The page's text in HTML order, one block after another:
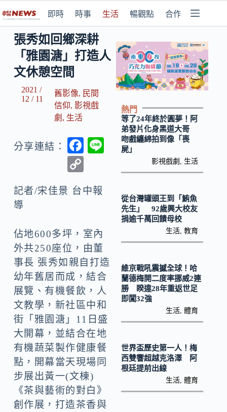
即時 時事 生活 暢觀點 合作媒體
張秀如回鄉深耕
「雅園溏」打造人
文休憩空間
2021 /
12 / 11
舊影像, 民間
信仰, 影視戲
劇 , 生活
分享連結：
F
b
o
k
p
Li
n
k
記者/宋佳景 台中報
導
佔地600多坪，室內
外共250座位，由董
事長 張秀如親自打造
幼年舊居而成，結合
展覽、有機餐飲，人
文教學，新社區中和
街「雅園溏」11日盛
大開幕，並結合在地
有機蔬菜製作健康餐
點，開幕當天現場同
步展出黃一(文棟)
《茶與藝術的對白》
創作展，打造茶香與
熱門
等了24年終於圓夢！阿
弟發片化身黑道大哥
吻戲纏綿拍到像「喪
屍」
影視戲劇 生活
從台灣罐頭王到「鮪魚
先生」 92歲興大校友
捐逾千萬回饋母校
生活 ,教育
維京戰吼震撼全球！哈
蘭德梅開二度率挪威2連
勝 睽違28年重返世足
即闖32強
生活 ,體育
世界盃歷史第一人！梅
西雙響超越克洛澤 阿
根廷提前出線
生活 ,體育